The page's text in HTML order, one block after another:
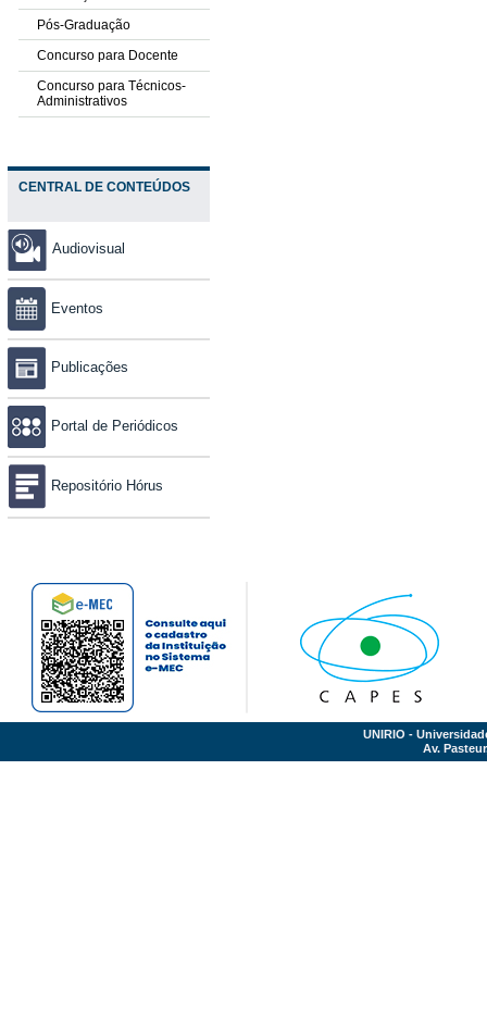
Pós-Graduação
Concurso para Docente
Concurso para Técnicos-
Administrativos
CENTRAL DE CONTEÚDOS
Audiovisual
Eventos
Publicações
Portal de Periódicos
Repositório Hórus
UNIRIO -
Av.